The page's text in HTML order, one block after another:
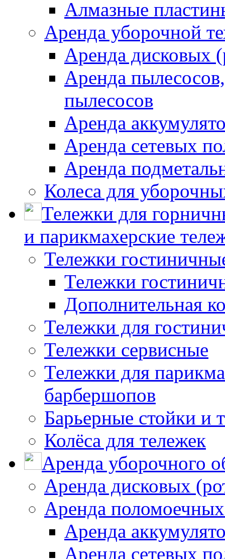
Алмазные
Аренда уборочной
Аренда дисковых
Аренда
пылесосов
Аренда
Аренда сетевых
Аренда
Колеса для
Тележки для
и парикмахерские
Тележки
Тележки
Дополнительная
Тележки для
Тележки сервисные
Тележки для
барбершопов
Барьерные стойки и
Колёса для тележек
Аренда уборочного
Аренда дисковых
Аренда
Аренда
Аренда сетевых